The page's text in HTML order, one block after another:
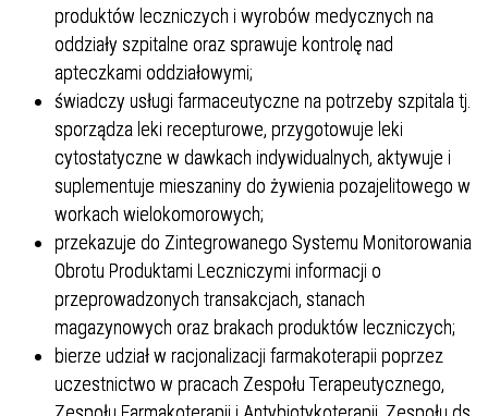
produktów leczniczych i wyrobów medycznych na
oddziały szpitalne oraz sprawuje kontrolę nad
apteczkami oddziałowymi;
świadczy usługi farmaceutyczne na potrzeby szpitala tj.
sporządza leki recepturowe, przygotowuje leki
cytostatyczne w dawkach indywidualnych, aktywuje i
suplementuje mieszaniny do żywienia pozajelitowego w
workach wielokomorowych;
przekazuje do Zintegrowanego Systemu Monitorowania
Obrotu Produktami Leczniczymi informacji o
przeprowadzonych transakcjach, stanach
magazynowych oraz brakach produktów leczniczych;
bierze udział w racjonalizacji farmakoterapii poprzez
uczestnictwo w pracach Zespołu Terapeutycznego,